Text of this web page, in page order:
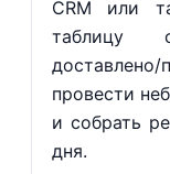
CRM или
таблицу
провести
и собрать
дня.